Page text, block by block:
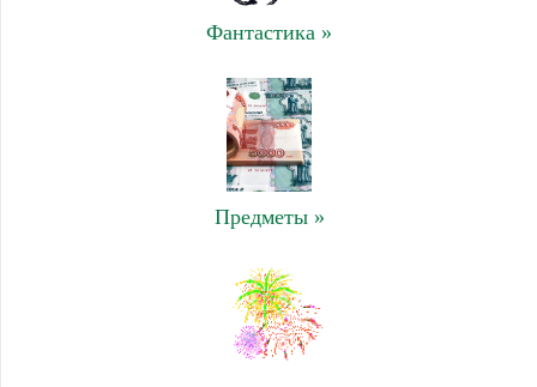
Фантастика »
Предметы »